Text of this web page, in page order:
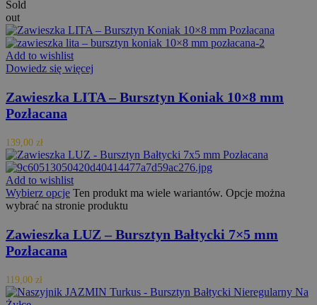
Sold
out
Add to wishlist
Dowiedz się więcej
Zawieszka LITA – Bursztyn Koniak 10×8 mm
Pozłacana
139,00 zł
Add to wishlist
Wybierz opcje Ten produkt ma wiele wariantów. Opcje można
wybrać na stronie produktu
Zawieszka LUZ – Bursztyn Bałtycki 7×5 mm
Pozłacana
119,00 zł
Platform Inc.
.orodebaltica.pl
takich jak
od
Nazwa
Provider /
Okres
woosw_key